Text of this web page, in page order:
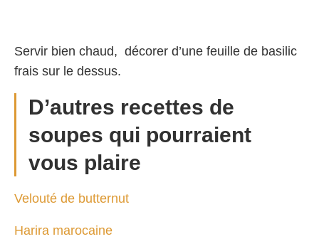
Servir bien chaud, décorer d’une feuille de basilic
frais sur le dessus.
D’autres recettes de
soupes qui pourraient
vous plaire
Velouté de butternut
Harira marocaine